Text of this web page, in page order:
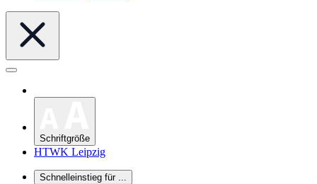
Schriftgröße
HTWK Leipzig
Schnelleinstieg für ...